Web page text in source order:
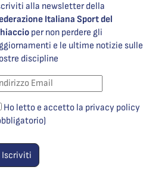
alla newsletter della
Italiana Sport del
per non perdere gli
e le ultime notizie sulle
discipline
Ho letto e accetto la privacy policy